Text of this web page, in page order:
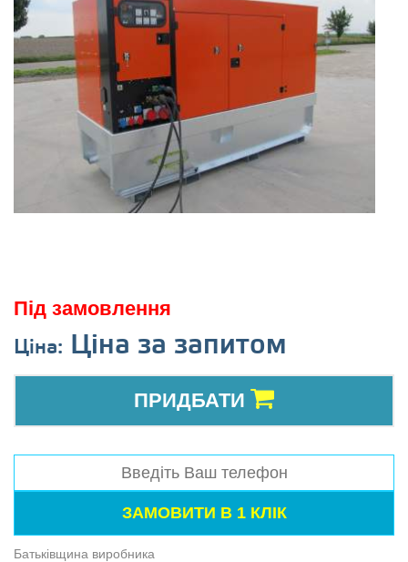
Під замовлення
Ціна: Ціна за запитом
ПРИДБАТИ
Батьківщина виробника